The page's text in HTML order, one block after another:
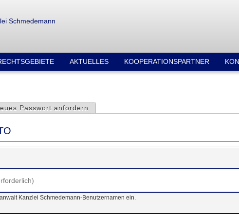
Reiter)Passwort anfordern
Kanzlei Schmedemann-Benutzernamen ein.
AKTUELLES KOOPERATIONSPARTNER